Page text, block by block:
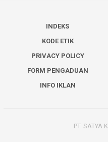
INDEKS
KODE ETIK
PRIVACY POLICY
FORM PENGADUAN
INFO IKLAN
PT. SATYA